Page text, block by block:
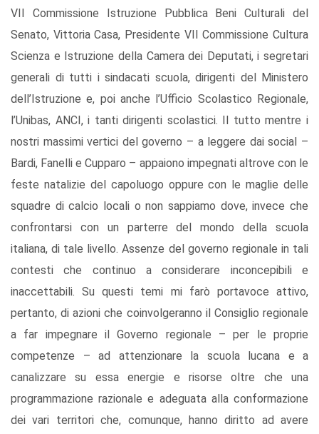
VII Commissione Istruzione Pubblica Beni Culturali del
Senato, Vittoria Casa, Presidente VII Commissione Cultura
Scienza e Istruzione della Camera dei Deputati, i segretari
generali di tutti i sindacati scuola, dirigenti del Ministero
dell’Istruzione e, poi anche l’Ufficio Scolastico Regionale,
l’Unibas, ANCI, i tanti dirigenti scolastici. Il tutto mentre i
nostri massimi vertici del governo – a leggere dai social –
Bardi, Fanelli e Cupparo – appaiono impegnati altrove con le
feste natalizie del capoluogo oppure con le maglie delle
squadre di calcio locali o non sappiamo dove, invece che
confrontarsi con un parterre del mondo della scuola
italiana, di tale livello. Assenze del governo regionale in tali
contesti che continuo a considerare inconcepibili e
inaccettabili. Su questi temi mi farò portavoce attivo,
pertanto, di azioni che coinvolgeranno il Consiglio regionale
a far impegnare il Governo regionale – per le proprie
competenze – ad attenzionare la scuola lucana e a
canalizzare su essa energie e risorse oltre che una
programmazione razionale e adeguata alla conformazione
dei vari territori che, comunque, hanno diritto ad avere